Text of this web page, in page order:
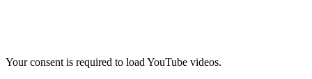
Your consent is required to load YouTube videos.